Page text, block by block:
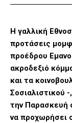
Η γαλλική
προτάσεις
προέδρου
ακροδεξιό
και τα
Σοσιαλιστικού
την Παρασκευή
να προχωρήσει